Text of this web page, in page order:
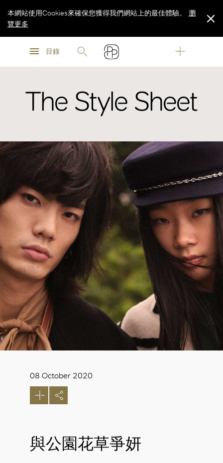
瀏
目錄
本網站使用Cookies來確保您獲得我們網站上的最佳體驗。
瀏
覽更多
The Style Sheet
08 October 2020
與公園花草爭妍